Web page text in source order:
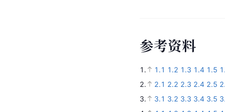
参考资料
1. 1.1 1.2 1.3 1.4 1.5
2.
2.1 2.2 2.3 2.4 2.5
3.
3.1 3.2 3.3 3.4 3.5